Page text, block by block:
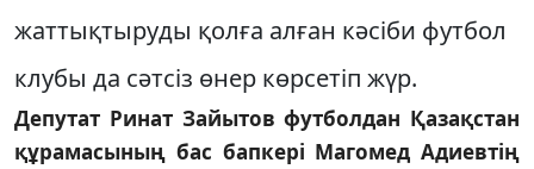
жаттықтыруды қолға алған кәсіби футбол
клубы да сәтсіз өнер көрсетіп жүр.
Депутат Ринат Зайытов футболдан Қазақстан
құрамасының бас бапкері Магомед Адиевтің